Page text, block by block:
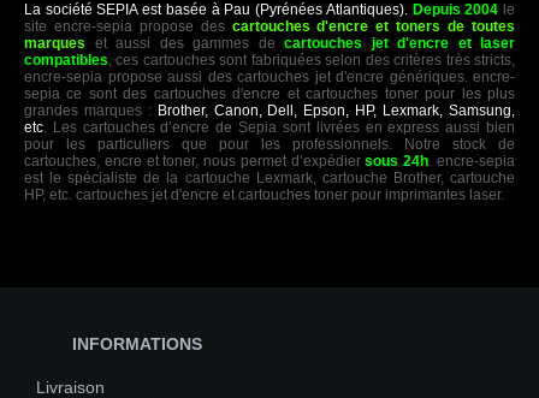
La société SEPIA est basée à Pau (Pyrénées Atlantiques). Depuis 2004 le
site encre-sepia propose des cartouches d'encre et toners de toutes
marques et aussi des gammes de cartouches jet d'encre et laser
compatibles, ces cartouches sont fabriquées selon des critères très stricts,
encre-sepia propose aussi des cartouches jet d'encre génériques. encre-
sepia ce sont des cartouches d'encre et cartouches toner pour les plus
grandes marques : Brother, Canon, Dell, Epson, HP, Lexmark, Samsung,
etc. Les cartouches d’encre de Sepia sont livrées en express aussi bien
pour les particuliers que pour les professionnels. Notre stock de
cartouches, encre et toner, nous permet d’expédiersous 24h. encre-sepia
est le spécialiste de la cartouche Lexmark, cartouche Brother, cartouche
HP, etc. cartouches jet d'encre et cartouches toner pour imprimantes laser.
INFORMATIONS
Livraison